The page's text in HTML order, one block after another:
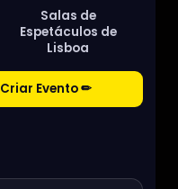
Salas de
Espetáculos de
Lisboa
Criar Evento ✏